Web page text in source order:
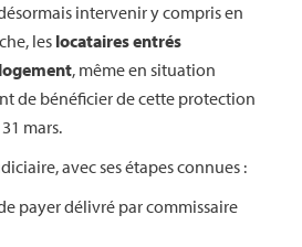
intervenir y compris en
les locataires entrés
, même en situation
de bénéficier de cette protection
mars.
avec ses étapes connues :
payer délivré par commissaire